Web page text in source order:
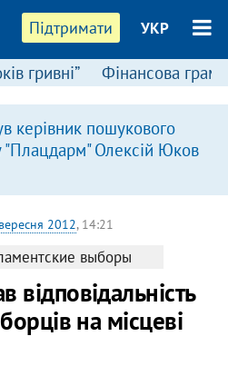
Підтримати УКР
гривні” Фінансова
керівник пошукового
"Плацдарм" Олексій Юков
2012, 14:21
выборы
відповідальність
на місцеві